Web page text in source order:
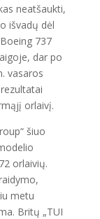
neatšaukti,
išvadų dėl
737
dar po
vasaros
orlaivį.
šiuo
orlaivių.
metu
Britų „TUI